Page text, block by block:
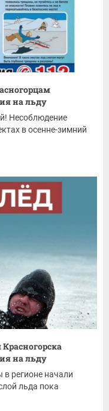
на льду
Несоблюдение
в осенне-зимний
на льду
регионе начали
льда пока